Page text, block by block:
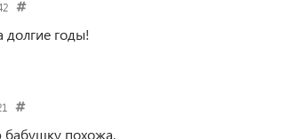
годы!
похожа.